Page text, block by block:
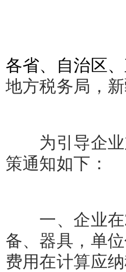
各省、自治区
地方税务局，
为引导企业
策通知如下：
一、企业在
备、器具，单
费用在计算应